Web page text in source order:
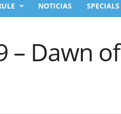
NOTICIAS SPECIALS
– Dawn of